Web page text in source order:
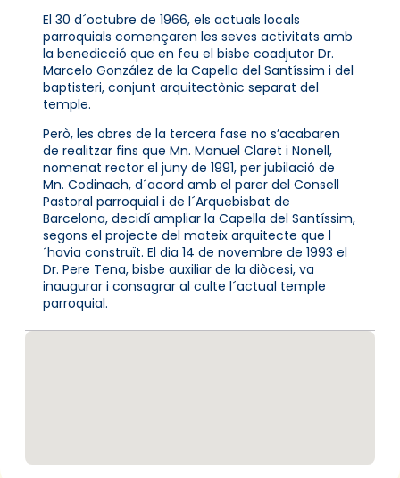
El 30 d´octubre de 1966, els actuals locals
parroquials començaren les seves activitats amb
la benedicció que en feu el bisbe coadjutor Dr.
Marcelo González de la Capella del Santíssim i del
baptisteri, conjunt arquitectònic separat del
temple.
Però, les obres de la tercera fase no s’acabaren
de realitzar fins que Mn. Manuel Claret i Nonell,
nomenat rector el juny de 1991, per jubilació de
Mn. Codinach, d´acord amb el parer del Consell
Pastoral parroquial i de l´Arquebisbat de
Barcelona, decidí ampliar la Capella del Santíssim,
segons el projecte del mateix arquitecte que l
´havia construït. El dia 14 de novembre de 1993 el
Dr. Pere Tena, bisbe auxiliar de la diòcesi, va
inaugurar i consagrar al culte l´actual temple
parroquial.